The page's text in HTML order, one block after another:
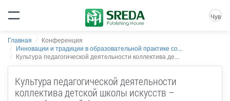
Чув
Главная
Конференция
Инновации и традиции в образовательной практике со...
Культура педагогической деятельности коллектива де...
Культура педагогической деятельности
коллектива детской школы искусств –